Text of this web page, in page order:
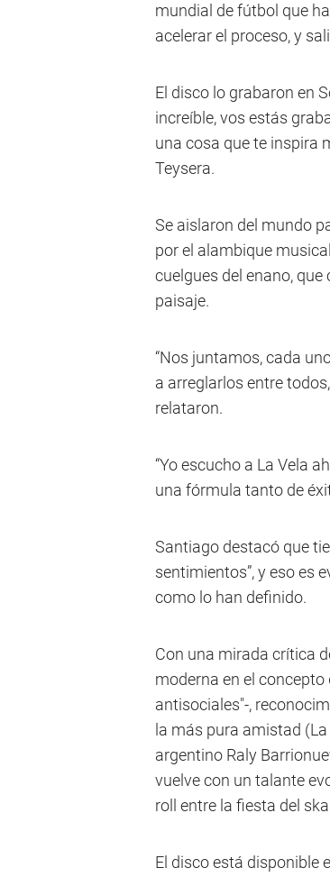
mundial de fútbol que
acelerar el proceso, y
El disco lo grabaron en
increíble, vos estás
una cosa que te inspira
Teysera.
Se aislaron del mundo
por el alambique
cuelgues del enano,
paisaje.
“Nos juntamos, cada
a arreglarlos entre
relataron.
“Yo escucho a La Vela
una fórmula tanto de
Santiago destacó que
sentimientos”, y eso es
como lo han definido.
Con una mirada crítica
moderna en el concepto
antisociales"-,
la más pura amistad
argentino Raly
vuelve con un talante
roll entre la fiesta del
El disco está disponible